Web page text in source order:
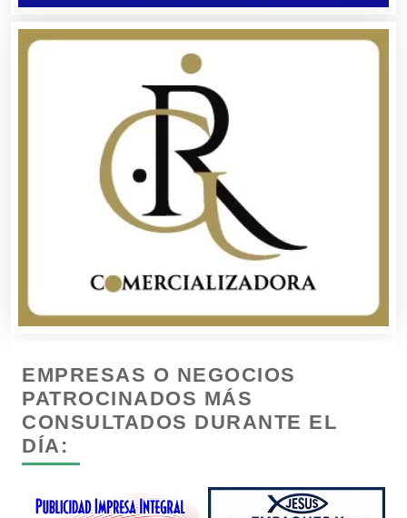
Boutiques
Cafeterías
Cajas de Ahorro
Camiones para Fletes
Cancelería de Aluminio
Carnicerías
EMPRESAS O NEGOCIOS
PATROCINADOS MÁS
CONSULTADOS DURANTE EL
DÍA: